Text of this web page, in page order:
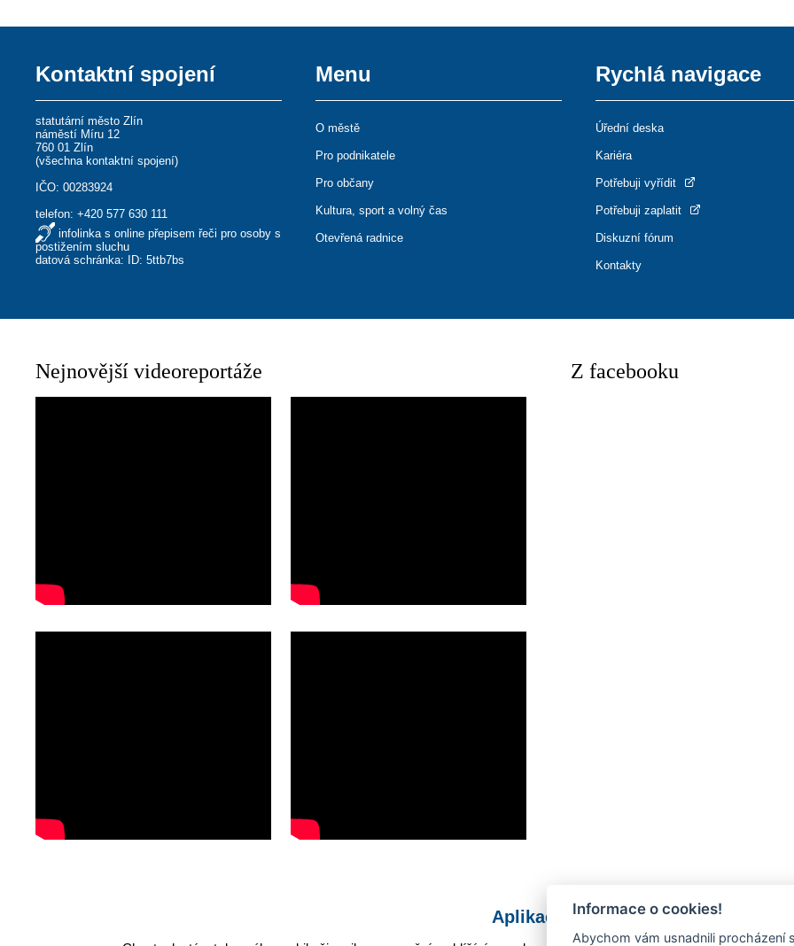
Kontaktní spojení
statutární město Zlín
náměstí Míru 12
760 01 Zlín
(všechna kontaktní spojení)
IČO: 00283924
telefon:+420 577 630 111
infolinka s online přepisem řeči pro osoby s
postižením sluchu
datová schránka: ID: 5ttb7bs
Menu
O městě
Pro podnikatele
Pro občany
Kultura, sport a volný čas
Otevřená radnice
Rychlá navigace
Úřední deska
Kariéra
Potřebuji vyřídit
Potřebuji zaplatit
Diskuzní fórum
Kontakty
Nejnovější videoreportáže Z facebooku
Aplikace Mobilní rozhlas
Informace o cookies!
Abychom vám usnadnili procházení